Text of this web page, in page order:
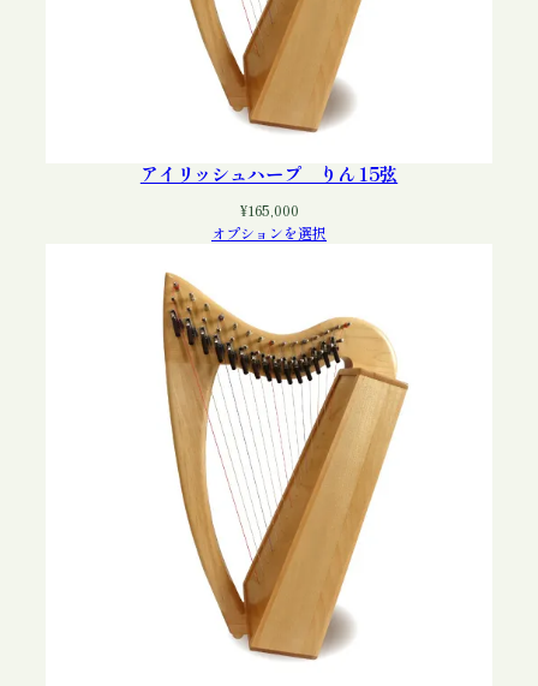
アイリッシュハープ りん 15弦
¥165,000
オプションを選択